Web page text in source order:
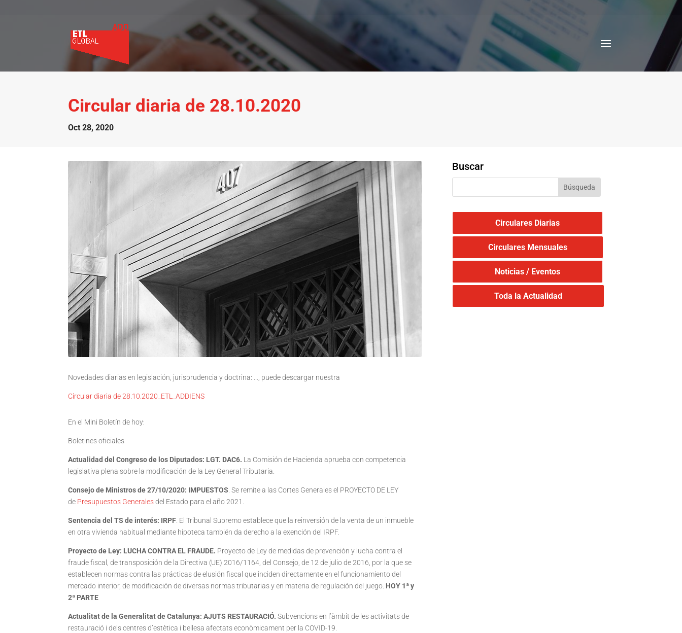
Circular diaria de 28.10.2020
Oct 28, 2020
Novedades diarias en legislación, jurisprudencia y doctrina: …, puede descargar nuestra
Circular diaria de 28.10.2020_ETL_ADDIENS
En el Mini Boletín de hoy:
Boletines oficiales
Actualidad del Congreso de los Diputados: LGT. DAC6. La Comisión de Hacienda aprueba con competencia
legislativa plena sobre la modificación de la Ley General Tributaria.
Consejo de Ministros de 27/10/2020: IMPUESTOS. Se remite a las Cortes Generales el PROYECTO DE LEY
de Presupuestos Generalesdel Estado para el año 2021.
Sentencia del TS de interés: IRPF. El Tribunal Supremo establece que la reinversión de la venta de un inmueble
en otra vivienda habitual mediante hipoteca también da derecho a la exención del IRPF.
Proyecto de Ley: LUCHA CONTRA EL FRAUDE. Proyecto de Ley de medidas de prevención y lucha contra el
fraude fiscal, de transposición de la Directiva (UE) 2016/1164, del Consejo, de 12 de julio de 2016, por la que se
establecen normas contra las prácticas de elusión fiscal que inciden directamente en el funcionamiento del
mercado interior, de modificación de diversas normas tributarias y en materia de regulación del juego. HOY 1ª y
2ª PARTE
Actualitat de la Generalitat de Catalunya: AJUTS RESTAURACIÓ. Subvencions en l’àmbit de les activitats de
restauració i dels centres d’estètica i bellesa afectats econòmicament per la COVID-19.
Buscar
Circulares Diarias
Circulares Mensuales
Noticias / Eventos
Toda la Actualidad